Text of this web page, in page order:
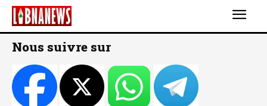
Nous suivre sur